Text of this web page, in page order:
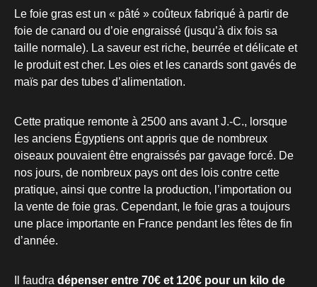
Le foie gras est un « pâté » coûteux fabriqué à partir de
foie de canard ou d’oie engraissé (jusqu’à dix fois sa
taille normale). La saveur est riche, beurrée et délicate et
le produit est cher. Les oies et les canards sont gavés de
maïs par des tubes d’alimentation.
Cette pratique remonte à 2500 ans avant J.-C., lorsque
les anciens Égyptiens ont appris que de nombreux
oiseaux pouvaient être engraissés par gavage forcé. De
nos jours, de nombreux pays ont des lois contre cette
pratique, ainsi que contre la production, l’importation ou
la vente de foie gras. Cependant, le foie gras a toujours
une place importante en France pendant les fêtes de fin
d’année.
Il faudra dépenser entre 70€ et 120€ pour un kilo de